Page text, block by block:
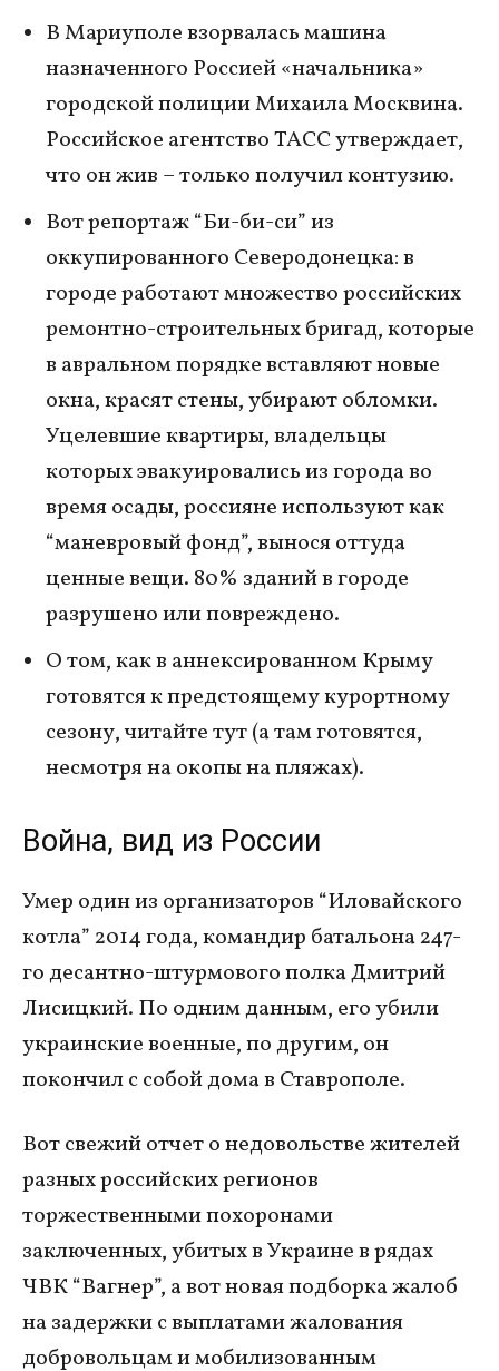
В Мариуполе взорвалась машина
назначенного Россией «начальника»
городской полиции Михаила Москвина.
Российское агентство ТАСС утверждает,
что он жив – только получил контузию.
Вот репортаж “Би-би-си” из
оккупированного Северодонецка: в
городе работают множество российских
ремонтно-строительных бригад, которые
в авральном порядке вставляют новые
окна, красят стены, убирают обломки.
Уцелевшие квартиры, владельцы
которых эвакуировались из города во
время осады, россияне используют как
“маневровый фонд”, вынося оттуда
ценные вещи. 80% зданий в городе
разрушено или повреждено.
О том, как в аннексированном Крыму
готовятся к предстоящему курортному
сезону, читайте тут (а там готовятся,
несмотря на окопы на пляжах).
Война, вид из России
Умер один из организаторов “Иловайского
котла” 2014 года, командир батальона 247-
го десантно-штурмового полка Дмитрий
Лисицкий. По одним данным, его убили
украинские военные, по другим, он
покончил с собой дома в Ставрополе.
Вот свежий отчет о недовольстве жителей
разных российских регионов
торжественными похоронами
заключенных, убитых в Украине в рядах
ЧВК “Вагнер”, а вот новая подборка жалоб
на задержки с выплатами жалования
добровольцам и мобилизованным